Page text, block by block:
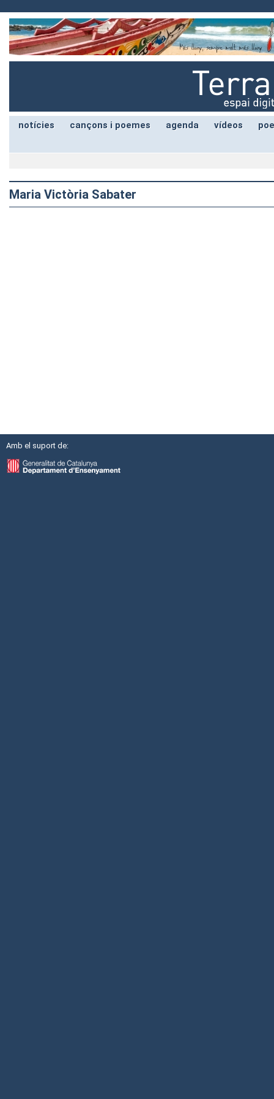
notícies cançons i poemes agenda vídeos
Maria Victòria Sabater
Amb el suport de: